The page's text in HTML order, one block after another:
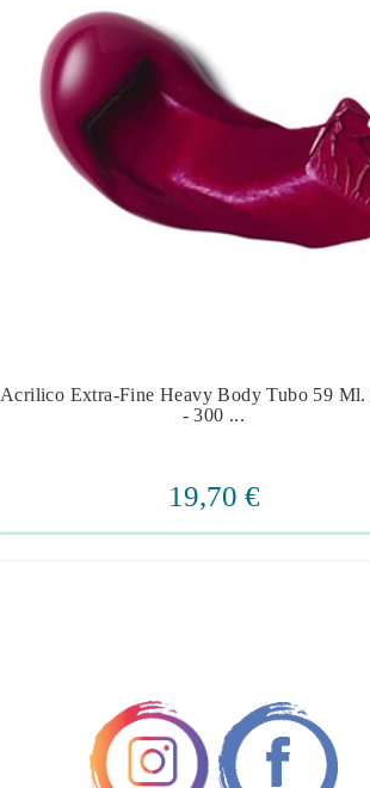
 
Acrilico Extra-Fine Heavy Body Tubo 59 Ml.
- 300 ...
19,70 €